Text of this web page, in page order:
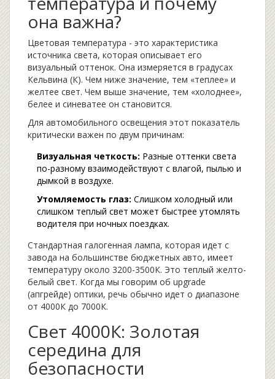
она важна?
Цветовая температура - это характеристика
источника света, которая описывает его
визуальный оттенок. Она измеряется в градусах
Кельвина (К). Чем ниже значение, тем «теплее» и
желтее свет. Чем выше значение, тем «холоднее»,
белее и синеватее он становится.
Для автомобильного освещения этот показатель
критически важен по двум причинам:
Визуальная четкость: Разные оттенки света
по-разному взаимодействуют с влагой, пылью и
дымкой в воздухе.
Утомляемость глаз: Слишком холодный или
слишком теплый свет может быстрее утомлять
водителя при ночных поездках.
Стандартная галогенная лампа, которая идет с
завода на большинстве бюджетных авто, имеет
температуру около 3200-3500К. Это теплый желто-
белый свет. Когда мы говорим об upgrade
(апгрейде) оптики, речь обычно идет о диапазоне
от 4000К до 7000К.
Свет 4000К: Золотая
середина для
безопасности